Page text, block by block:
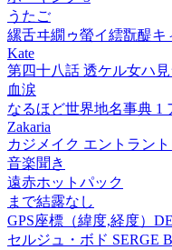
うたご
縲舌ヰ繝ゥ螢イ繧翫醍
Kate
第四十八話 透ケル女ハ
血涙
なるほど世界地名事典 1
Zakaria
カジメイク エントラン
音楽聞き
遠赤ホットパック
まで結露なし
GPS座標（緯度,経度）
セルジュ・ボド SERGE